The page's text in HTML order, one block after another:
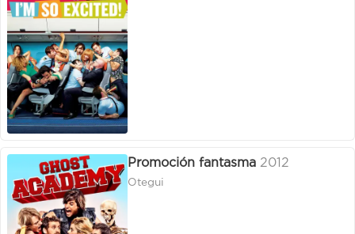
Promoción fantasma 2012
Otegui